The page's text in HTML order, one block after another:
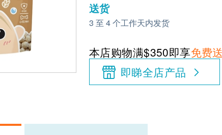
送货
3 至 4 个工作天内发货
本店购物满$350即享免费
即睇全店产品